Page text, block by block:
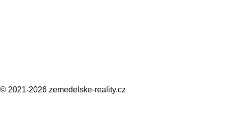
© 2021-2026 zemedelske-reality.cz